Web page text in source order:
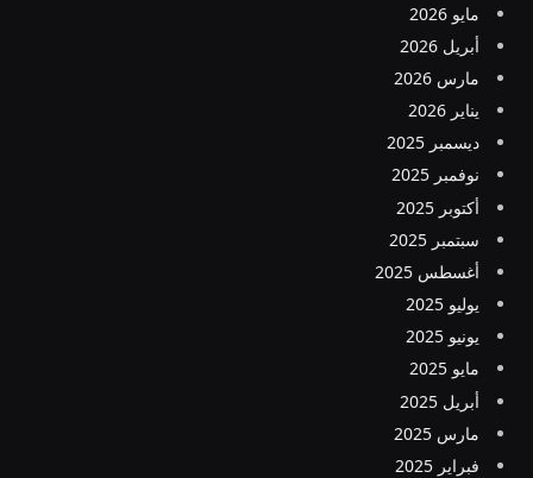
مايو 2026
أبريل 2026
مارس 2026
يناير 2026
ديسمبر 2025
نوفمبر 2025
أكتوبر 2025
سبتمبر 2025
أغسطس 2025
يوليو 2025
يونيو 2025
مايو 2025
أبريل 2025
مارس 2025
فبراير 2025